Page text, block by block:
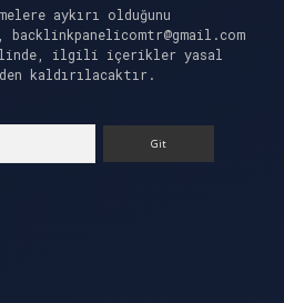
aykırı olduğunu
backlinkpanelicomtr@gmail.com
ilgili içerikler yasal
kaldırılacaktır.